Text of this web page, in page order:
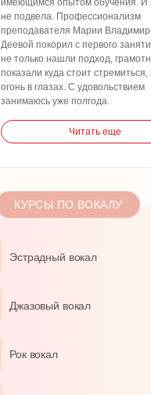
имеющимся опытом обучения. И
не подвела. Профессионализм
преподавателя Марии
Деевой покорил с первого
не только нашли подход,
показали куда стоит стремиться,
огонь в глазах. С удовольствием
занимаюсь уже полгода.
Читать еще
КУРСЫ ПО ВОКАЛУ
Эстрадный вокал
Джазовый вокал
Рок вокал